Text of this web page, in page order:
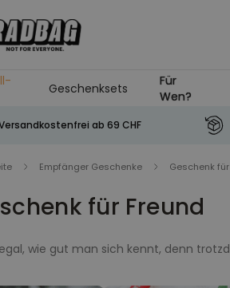
Geschenksets
Für
Wen?
ab 69 CHF
Empfänger Geschenke Geschenk
für Freund
wie gut man sich kennt, denn